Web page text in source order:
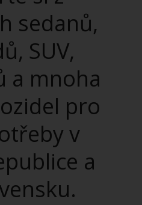
sedanů,
SUV,
a mnoha
pro
v
a